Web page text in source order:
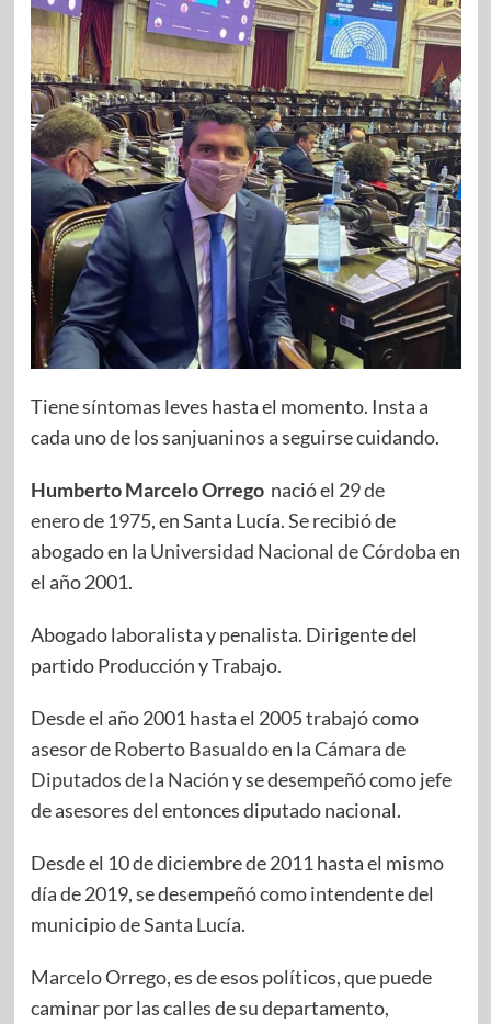
Tiene síntomas leves hasta el momento. Insta a
cada uno de los sanjuaninos a seguirse cuidando.
Humberto Marcelo Orregonació el 29 de
enerode 1975, en Santa Lucía. Se recibió de
abogado en la Universidad Nacional de Córdobaen
el año 2001.
Abogado laboralista y penalista. Dirigente del
partido Producción y Trabajo.
Desde el año 2001 hasta el 2005 trabajó como
asesor deRoberto Basualdoen laCámara de
Diputados de la Nacióny se desempeñó como jefe
de asesores del entonces diputado nacional.
Desde el 10 de diciembre de 2011 hasta el mismo
día de 2019, se desempeñó como intendente del
municipio de Santa Lucía.
Marcelo Orrego, es de esos políticos, que puede
caminar por las calles de su departamento,